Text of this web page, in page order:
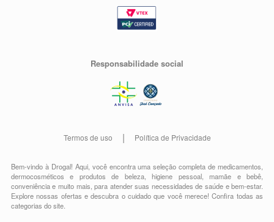
Responsabilidade social
Termos de uso Política de Privacidade
Bem-vindo à Drogal! Aqui, você encontra uma seleção completa demedicamentos
dermocosméticos e produtos de beleza,higiene pessoal,mamãe e bebê
conveniênciae muito mais, para atender suas necessidades de saúde e bem-estar.
Explore nossas ofertas e descubra o cuidado que você merece!Confira todas as
categorias do site.